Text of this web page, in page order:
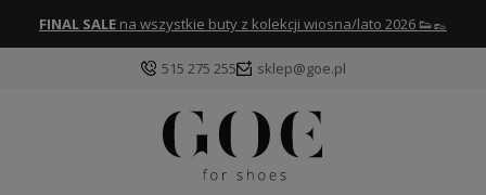
FINAL SALE na wszystkie buty z kolekcji wiosna/lato 2026 👟👞
515 275 255 sklep@goe.pl